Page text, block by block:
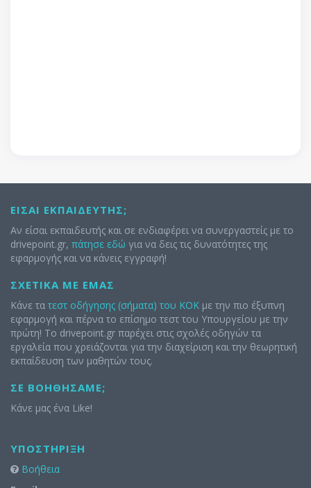
ΕΊΣΑΙ ΕΚΠΑΙΔΕΥΤΉΣ;
Αν είσαι εκπαιδευτής και σε ενδιαφέρει να συνεργαστείς με το
drivepoint.gr, πάτησε εδώ για να δεις τις δυνατότητες της
εφαρμογής και να κάνεις εγγραφή!
ΣΧΕΤΙΚΆ ΜΕ ΕΜΆΣ
Κάνε τα τεστ οδήγησης (σήματα) του ΚΟΚ με την πιο έξυπνη
εφαρμογή και πέρνα το επίσημο τεστ του Υπουργείου με την
πρώτη! Το drivepoint.gr παρέχει στις σχολές οδηγών τα
εργαλεία που χρειάζονται για την διαχείριση και την θεωρητική
εκπαίδευση των μαθητών τους.
ΣΕ ΒΟΗΘΉΣΑΜΕ;
Κάνε μας ένα Like!
ΥΠΟΣΤΉΡΙΞΗ
Βοήθεια